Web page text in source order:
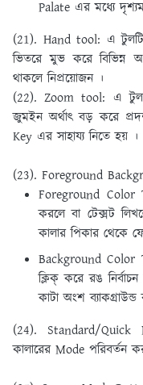
Palate এর মধ্যে
(21). Hand tool: এ
ভিতরে মুভ করে বিভিন্ন
থাকলে নিপ্রয়ােজন ।
(22). Zoom tool: এ টুল
জুমইন অর্থাৎ বড় করে
Key এর সাহায্য নিতে হয় ।
(23). Foreground
Foreground Color
করলে বা টেক্সট
কালার পিকার থেকে
Background Color
ক্লিক্ করে রঙ
কাটা অংশ
(24). Standard/
কালারের Mode পরিবর্তন